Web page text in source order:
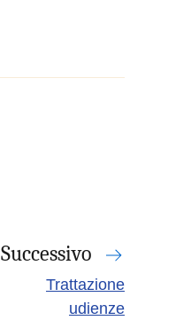
Successivo
Trattazione
udienze